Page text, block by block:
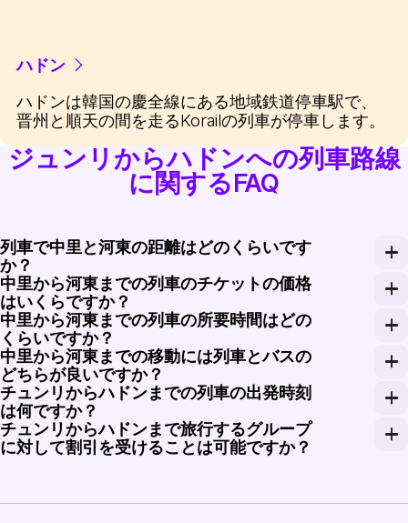
ハドン
ハドンは韓国の慶全線にある地域鉄道停車駅で、
晋州と順天の間を走るKorailの列車が停車します。
ジュンリからハドンへの列車路線
に関するFAQ
列車で中里と河東の距離はどのくらいです
か？
中里と河東の距離は約75キロメートルで、短く快適な
中里から河東までの列車のチケットの価格
はいくらですか？
中里から河東までの列車のチケットの価格は、エコノ
中里から河東までの列車の所要時間はどの
くらいですか？
中里から河東までの列車の旅は、運行している特定の
中里から河東までの移動には列車とバスの
どちらが良いですか？
電車は一般的にバスよりも快適で速いです。ルートに
チュンリからハドンまでの列車の出発時刻
は何ですか？
チュンリからハドンまでの列車は、1日を通して定期
チュンリからハドンまで旅行するグループ
に対して割引を受けることは可能ですか？